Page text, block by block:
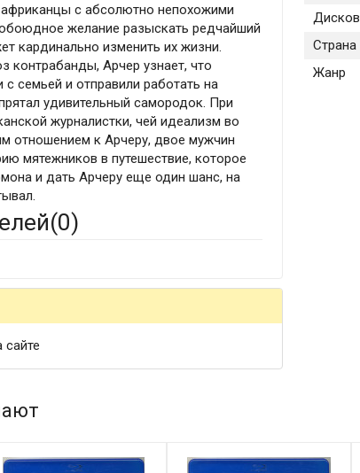
Дисков
Страна
Жанр
с абсолютно непохожими
желание разыскать редчайший
кардинально изменить их жизни.
контрабанды, Арчер узнает, что
семьей и отправили работать на
удивительный самородок. При
журналистки, чей идеализм во
отношением к Арчеру, двое мужчин
мятежников в путешествие, которое
и дать Арчеру еще один шанс, на
0)
сайте